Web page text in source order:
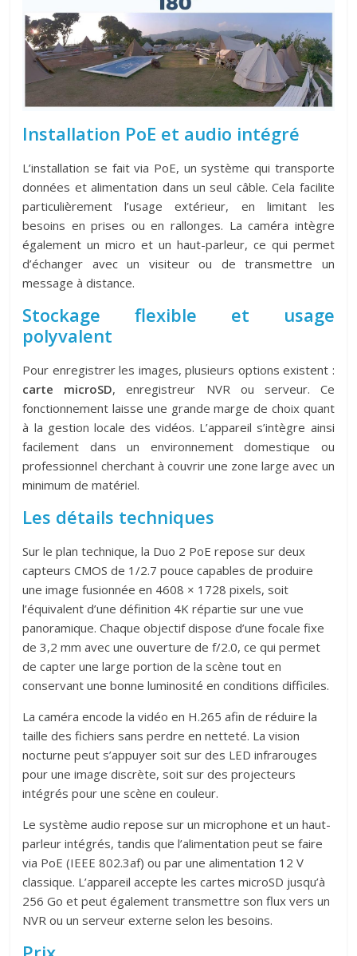
Installation PoE et audio intégré
L’installation se fait via PoE, un système qui transporte
données et alimentation dans un seul câble. Cela facilite
particulièrement l’usage extérieur, en limitant les
besoins en prises ou en rallonges. La caméra intègre
également un micro et un haut-parleur, ce qui permet
d’échanger avec un visiteur ou de transmettre un
message à distance.
Stockage flexible et usage
polyvalent
Pour enregistrer les images, plusieurs options existent :
carte microSD, enregistreur NVR ou serveur. Ce
fonctionnement laisse une grande marge de choix quant
à la gestion locale des vidéos. L’appareil s’intègre ainsi
facilement dans un environnement domestique ou
professionnel cherchant à couvrir une zone large avec un
minimum de matériel.
Les détails techniques
Sur le plan technique, la Duo 2 PoE repose sur deux
capteurs CMOS de 1/2.7 pouce capables de produire
une image fusionnée en 4608 × 1728 pixels, soit
l’équivalent d’une définition 4K répartie sur une vue
panoramique. Chaque objectif dispose d’une focale fixe
de 3,2 mm avec une ouverture de f/2.0, ce qui permet
de capter une large portion de la scène tout en
conservant une bonne luminosité en conditions difficiles.
La caméra encode la vidéo en H.265 afin de réduire la
taille des fichiers sans perdre en netteté. La vision
nocturne peut s’appuyer soit sur des LED infrarouges
pour une image discrète, soit sur des projecteurs
intégrés pour une scène en couleur.
Le système audio repose sur un microphone et un haut-
parleur intégrés, tandis que l’alimentation peut se faire
via PoE (IEEE 802.3af) ou par une alimentation 12 V
classique. L’appareil accepte les cartes microSD jusqu’à
256 Go et peut également transmettre son flux vers un
NVR ou un serveur externe selon les besoins.